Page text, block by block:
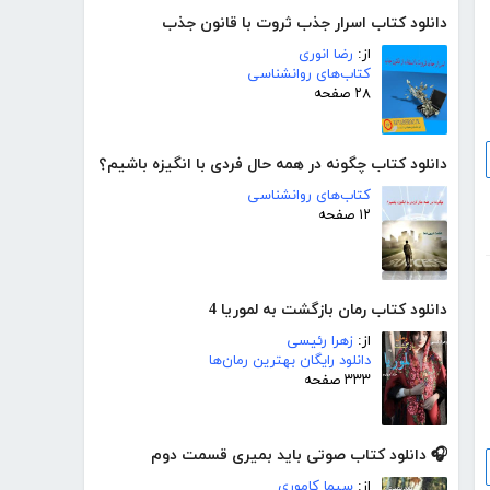
دانلود کتاب اسرار جذب ثروت با قانون جذب
از: رضا انوری
کتاب‌های روانشناسی
۲۸ صفحه
دانلود کتاب چگونه در همه حال فردی با انگیزه باشیم؟
کتاب‌های روانشناسی
۱۲ صفحه
دانلود کتاب رمان بازگشت به لموریا 4
از: زهرا رئیسی
دانلود رایگان بهترین رمان‌ها
۳۳۳ صفحه
🎧 دانلود کتاب صوتی باید بمیری قسمت دوم